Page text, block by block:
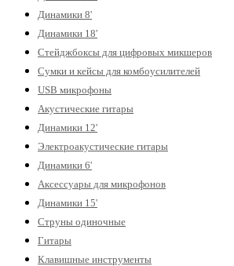
Динамики 8'
Динамики 18'
Стейджбоксы для цифровых микшеров
Сумки и кейсы для комбоусилителей
USB микрофоны
Акустические гитары
Динамики 12'
Электроакустические гитары
Динамики 6'
Аксессуары для микрофонов
Динамики 15'
Струны одиночные
Гитары
Клавишные инструменты